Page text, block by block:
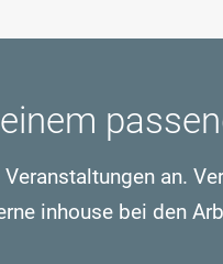
an.
inhouse bei den